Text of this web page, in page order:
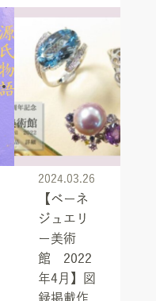
2024.03.26
【ベーネ
ジュエリ
ー美術
館 2022
年4月】図
録掲載作